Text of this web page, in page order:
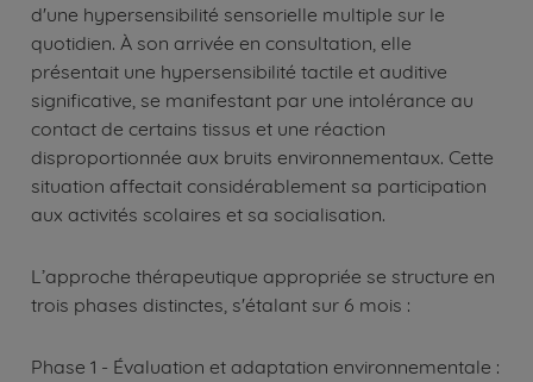
d'une hypersensibilité sensorielle multiple sur le
quotidien. À son arrivée en consultation, elle
présentait une hypersensibilité tactile et auditive
significative, se manifestant par une intolérance au
contact de certains tissus et une réaction
disproportionnée aux bruits environnementaux. Cette
situation affectait considérablement sa participation
aux activités scolaires et sa socialisation.
L’approche thérapeutique appropriée se structure en
trois phases distinctes, s'étalant sur 6 mois :
Phase 1 - Évaluation et adaptation environnementale :